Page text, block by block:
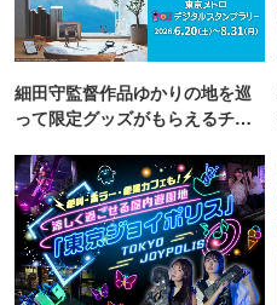
細田守監督作品ゆかりの地を巡
って限定グッズがもらえるチャ